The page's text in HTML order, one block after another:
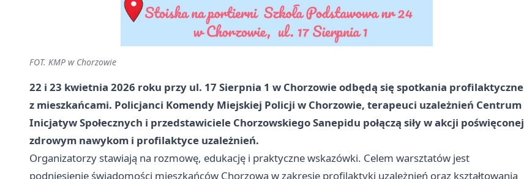
FOT. KMP w Chorzowie
22 i 23 kwietnia 2026 roku przy ul. 17 Sierpnia 1 w Chorzowie odbędą się spotkania profilaktyczne
z mieszkańcami. Policjanci Komendy Miejskiej Policji w Chorzowie, terapeuci uzależnień Centrum
Inicjatyw Społecznych i przedstawiciele Chorzowskiego Sanepidu połączą siły w akcji poświęconej
zdrowym nawykom i profilaktyce uzależnień.
Organizatorzy stawiają na rozmowę, edukację i praktyczne wskazówki. Celem warsztatów jest
podniesienie świadomości mieszkańców Chorzowa w zakresie profilaktyki uzależnień oraz kształtowania